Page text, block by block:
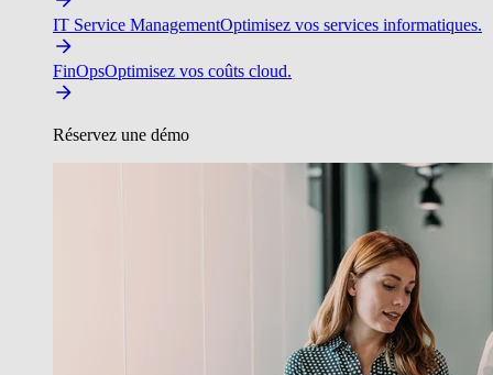
IT Service ManagementOptimisez vos services informatiques.
FinOpsOptimisez vos coûts cloud.
Réservez une démo